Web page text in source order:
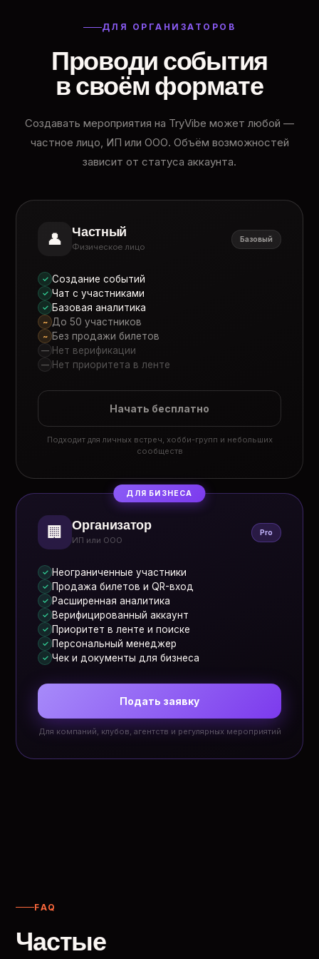
ДЛЯ ОРГАНИЗАТОРОВ
Проводи события
в своём формате
Создавать мероприятия на TryVibe может любой —
частное лицо, ИП или ООО. Объём возможностей
зависит от статуса аккаунта.
👤 Частный
Физическое лицо
Базовый
✓ Создание событий
✓ Чат с участниками
✓ Базовая аналитика
~ До 50 участников
~ Без продажи билетов
— Нет верификации
— Нет приоритета в ленте
Начать бесплатно
Подходит для личных встреч, хобби-групп и небольших
сообществ
ДЛЯ БИЗНЕСА
🏢 Организатор
ИП или ООО
Pro
✓ Неограниченные участники
✓ Продажа билетов и QR-вход
✓ Расширенная аналитика
✓ Верифицированный аккаунт
✓ Приоритет в ленте и поиске
✓ Персональный менеджер
✓ Чек и документы для бизнеса
Подать заявку
Для компаний, клубов, агентств и регулярных мероприятий
FAQ
Частые